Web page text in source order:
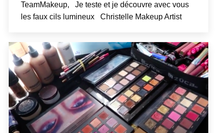
TeamMakeup, Je teste et je découvre avec vous
les faux cils lumineux Christelle Makeup Artist